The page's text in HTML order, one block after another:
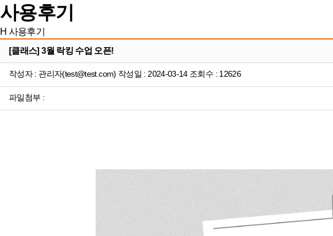
사용후기
H 사용후기
[클래스] 3월 락킹 수업 오픈!
작성자 : 관리자(test@test.com) 작성일 : 2024-03-14 조회수 : 12626
파일첨부 :